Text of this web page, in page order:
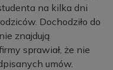
na kilka dni
Dochodziło do
znajdują
sprawiał, że nie
umów.